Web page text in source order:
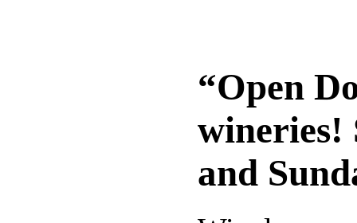
“Open
wineries!
and